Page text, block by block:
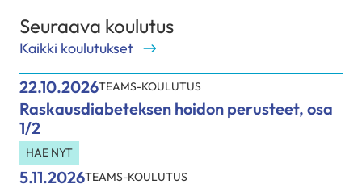
Seuraava koulutus
Kaikki koulutukset
22.10.2026TEAMS-KOULUTUS
Raskausdiabeteksen hoidon perusteet, osa
1/2
HAE NYT
5.11.2026TEAMS-KOULUTUS